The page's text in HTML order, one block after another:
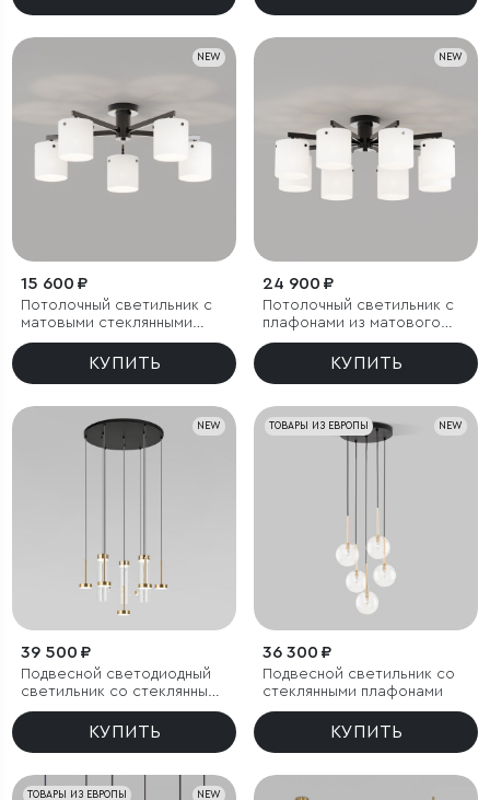
NEW
15 600 ₽
Потолочный светильник с
матовыми стеклянными
плафонами
КУПИТЬ
NEW
24 900 ₽
Потолочный светильник с
плафонами из матового
стекла
КУПИТЬ
NEW
39 500 ₽
Подвесной светодиодный
светильник со стеклянными
плафонами
КУПИТЬ
NEW
ТОВАРЫ ИЗ ЕВРОПЫ
36 300 ₽
Подвесной светильник со
стеклянными плафонами
КУПИТЬ
NEW
ТОВАРЫ ИЗ ЕВРОПЫ